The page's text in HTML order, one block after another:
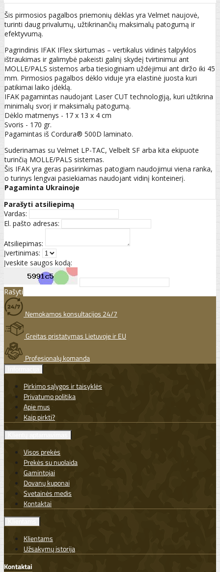
Šis pirmosios pagalbos priemonių dėklas yra Velmet naujovė,
turinti daug privalumų, užtikrinančių maksimalų patogumą ir
efektyvumą.
Pagrindinis IFAK IFlex skirtumas – vertikalus vidinės talpyklos
ištraukimas ir galimybė pakeisti galinį skydeį tvirtinimui ant
MOLLE/PALS sistemos arba tiesioginiam uždėjimui ant diržo iki 45
mm. Pirmosios pagalbos dėklo viduje yra elastinė juosta kuri
patikimai laiko įdėklą.
IFAK pagamintas naudojant Laser CUT technologiją, kuri užtikrina
minimalų svorį ir maksimalų patogumą.
Dėklo matmenys - 17 x 13 x 4 cm
Svoris - 170 gr.
Pagamintas iš Cordura® 500D laminato.
Suderinamas su Velmet LP-TAC, Velbelt SF arba kita ekipuote
turinčią MOLLE/PALS sistemas.
Šis IFAK yra geras pasirinkimas patogiam naudojimui viena ranka,
o turinys lengvai pasiekiamas naudojant vidinį konteinerį.
Pagaminta Ukrainoje
Parašyti atsiliepimą
Vardas:
El. pašto adresas:
Atsiliepimas:
Įvertinimas:
Įveskite saugos kodą:
Rašyti
Nemokamos konsultacijos 24/7
Greitas pristatymas Lietuvoje ir EU
Profesionalų komanda
Pirkimo sąlygos ir taisyklės
Privatumo politika
Apie mus
Kaip pirkti?
Visos prekės
Prekės su nuolaida
Gamintojai
Dovanų kuponai
Svetainės medis
Kontaktai
Klientams
Užsakymų istorija
Kontaktai